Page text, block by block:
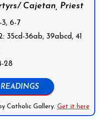
Cajetan, Priest
3, 6-7
35cd-36ab, 39abcd, 41
28
Catholic Gallery. Get it here